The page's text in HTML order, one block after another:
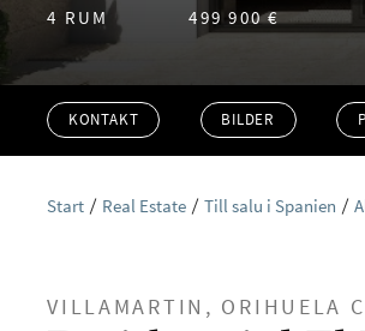
4 RUM 499 900 €
KONTAKT BILDER
Start Real Estate Till salu i Spanien
VILLAMARTIN, ORIHUELA